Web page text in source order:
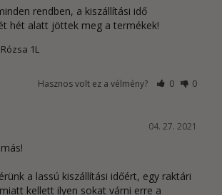
rendben, a kiszállítási idő
hét alatt jöttek meg a termékek!
1L
Hasznos volt ez a vélmény? 0 0
04. 27. 2021
a lassú kiszállítási időért, egy raktári
kellett ilyen sokat várni erre a